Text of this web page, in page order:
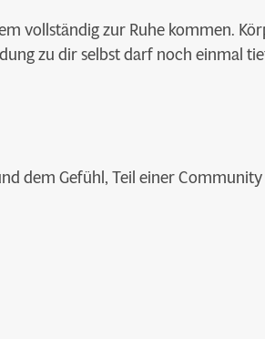
vollständig zur Ruhe kommen.
zu dir selbst darf noch einmal
dem Gefühl, Teil einer